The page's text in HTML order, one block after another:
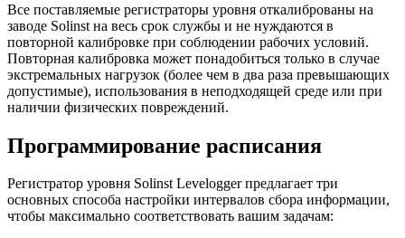
Все поставляемые регистраторы уровня откалиброваны на
заводе Solinst на весь срок службы и не нуждаются в
повторной калибровке при соблюдении рабочих условий.
Повторная калибровка может понадобиться только в случае
экстремальных нагрузок (более чем в два раза превышающих
допустимые), использования в неподходящей среде или при
наличии физических повреждений.
Программирование расписания
Регистратор уровня Solinst Levelogger предлагает три
основных способа настройки интервалов сбора информации,
чтобы максимально соответствовать вашим задачам: